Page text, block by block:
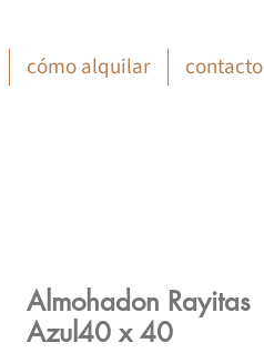
cómo alquilar contacto
Almohadon Rayitas
Azul40 x 40